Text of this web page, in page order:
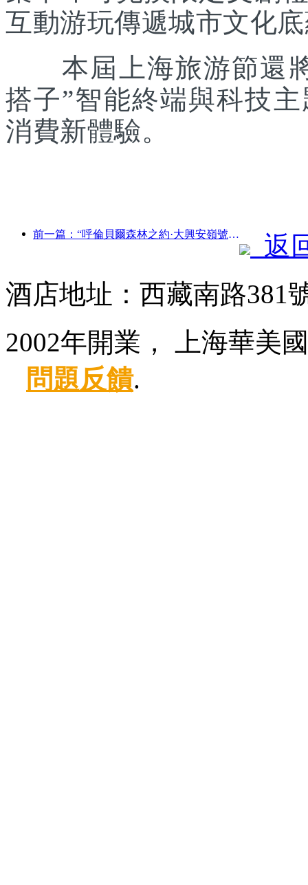
互動游玩傳遞城市文化
本屆上海旅游節還將
搭子”智能終端與科技
消費新體驗。
前一篇：“呼倫貝爾森林之約·大興安嶺號--星光列車·天翼之旅”旅游專列首發
返
酒店地址：西藏南路381
2002年開業， 上海華美
問題反饋.